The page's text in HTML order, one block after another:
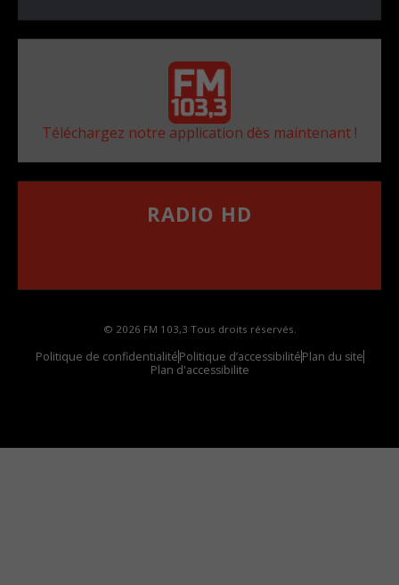
Téléchargez notre application dès maintenant !
RADIO HD
© 2026 FM 103,3 Tous droits réservés.
Politique de confidentialitéPolitique d’accessibilitéPlan du site
Plan d'accessibilite